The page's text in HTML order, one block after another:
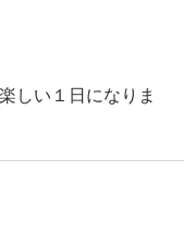
しい１日になりま